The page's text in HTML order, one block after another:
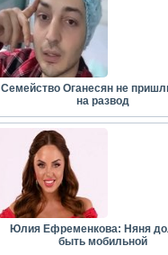
Семейство Оганесян не
на развод
Юлия Ефременкова: Няня
быть мобильной